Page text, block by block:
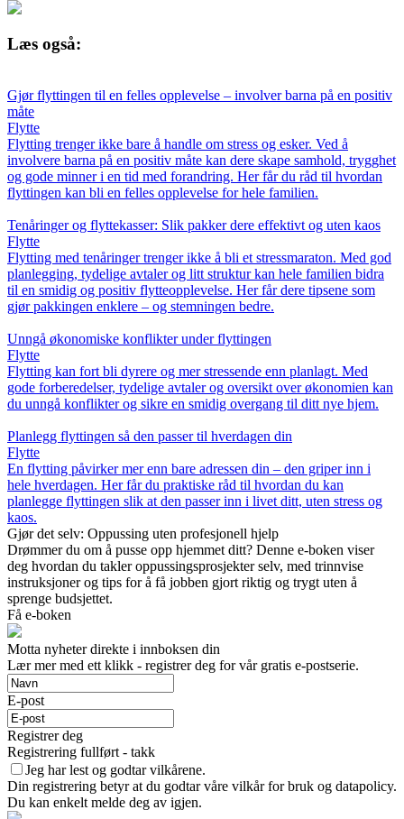
Læs også:
Gjør flyttingen til en felles opplevelse – involver barna på en positiv
måte
Flytte
Flytting trenger ikke bare å handle om stress og esker. Ved å
involvere barna på en positiv måte kan dere skape samhold, trygghet
og gode minner i en tid med forandring. Her får du råd til hvordan
flyttingen kan bli en felles opplevelse for hele familien.
Tenåringer og flyttekasser: Slik pakker dere effektivt og uten kaos
Flytte
Flytting med tenåringer trenger ikke å bli et stressmaraton. Med god
planlegging, tydelige avtaler og litt struktur kan hele familien bidra
til en smidig og positiv flytteopplevelse. Her får dere tipsene som
gjør pakkingen enklere – og stemningen bedre.
Unngå økonomiske konflikter under flyttingen
Flytte
Flytting kan fort bli dyrere og mer stressende enn planlagt. Med
gode forberedelser, tydelige avtaler og oversikt over økonomien kan
du unngå konflikter og sikre en smidig overgang til ditt nye hjem.
Planlegg flyttingen så den passer til hverdagen din
Flytte
En flytting påvirker mer enn bare adressen din – den griper inn i
hele hverdagen. Her får du praktiske råd til hvordan du kan
planlegge flyttingen slik at den passer inn i livet ditt, uten stress og
kaos.
Gjør det selv: Oppussing uten profesjonell hjelp
Drømmer du om å pusse opp hjemmet ditt? Denne e-boken viser
deg hvordan du takler oppussingsprosjekter selv, med trinnvise
instruksjoner og tips for å få jobben gjort riktig og trygt uten å
sprenge budsjettet.
Få e-boken
Motta nyheter direkte i innboksen din
Lær mer med ett klikk - registrer deg for vår gratis e-postserie.
E-post
Registrer deg
Registrering fullført - takk
Jeg har lest og godtar vilkårene.
Din registrering betyr at du godtar våre vilkår for bruk og datapolicy.
Du kan enkelt melde deg av igjen.